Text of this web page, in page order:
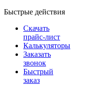
Быстрые действия
Скачать
прайс-лист
Калькуляторы
Заказать
звонок
Быстрый
заказ